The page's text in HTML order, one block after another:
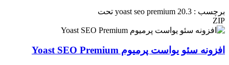
برچسب : yoast seo premium 20.3 تحت
ZIP
افزونه سئو یواست پرمیوم Yoast SEO Premium